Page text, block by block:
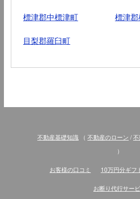
標津郡中標津町 標津
目梨郡羅臼町
不動産基礎知識 （ 不動産のローン /
）
お客様の口コミ 10万円分ギフ
お断り代行サー